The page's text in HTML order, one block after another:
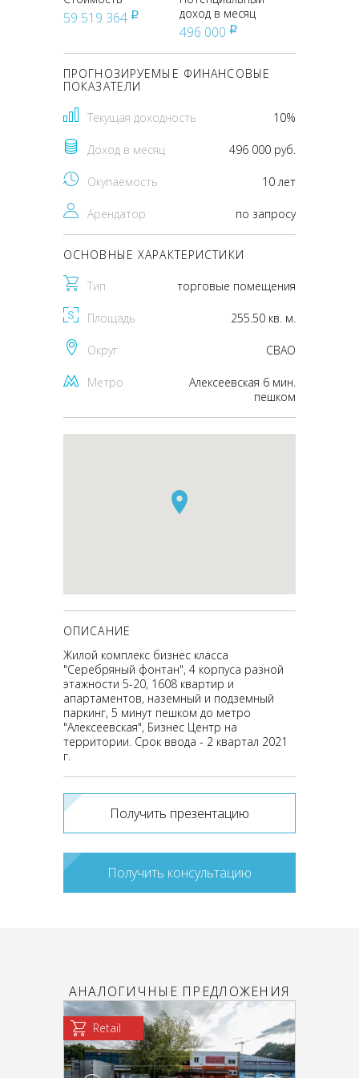
59 519 364 pуб
доход в месяц
496 000 pуб
ПРОГНОЗИРУЕМЫЕ ФИНАНСОВЫЕ
ПОКАЗАТЕЛИ
Текущая доходность 10%
Доход в месяц 496 000 руб.
Окупаемость 10 лет
Арендатор по запросу
ОСНОВНЫЕ ХАРАКТЕРИСТИКИ
Тип торговые помещения
Площадь 255.50 кв. м.
Округ CВАО
Метро
Алексеевская 6 мин.
пешком
ОПИСАНИЕ
Жилой комплекс бизнес класса
"Серебряный фонтан", 4 корпуса разной
этажности 5-20, 1608 квартир и
апартаментов, наземный и подземный
паркинг, 5 минут пешком до метро
"Алексеевская", Бизнес Центр на
территории. Срок ввода - 2 квартал 2021
г.
Получить презентацию
Получить консультацию
АНАЛОГИЧНЫЕ ПРЕДЛОЖЕНИЯ
Retail